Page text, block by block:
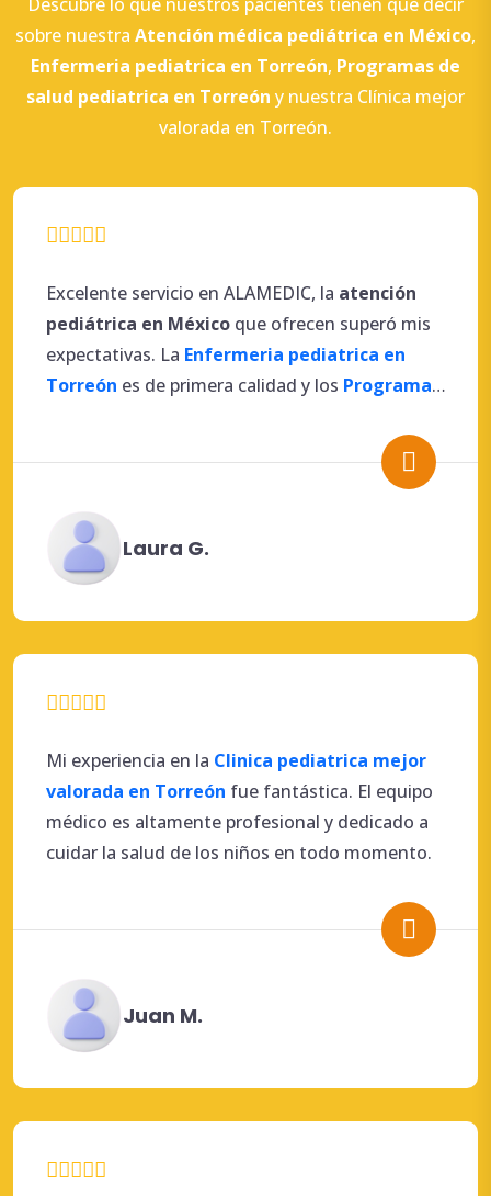
sobre nuestra Atención médica pediátrica en México,
Enfermeria pediatrica en Torreón, Programas de
salud pediatrica en Torreón y nuestra Clínica mejor
valorada en Torreón.
Excelente servicio en ALAMEDIC, la atención
pediátrica en México que ofrecen superó mis
expectativas. La Enfermeria pediatrica en
Torreón es de primera calidad y los Programas
Laura G.
Mi experiencia en la Clinica pediatrica mejor
valorada en Torreón fue fantástica. El equipo
médico es altamente profesional y dedicado a
cuidar la salud de los niños en todo momento.
Juan M.